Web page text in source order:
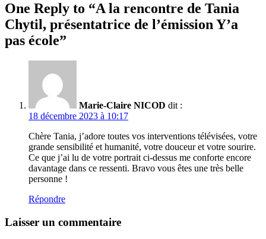
One Reply to “A la rencontre de Tania
Chytil, présentatrice de l’émission Y’a
pas école”
Marie-Claire NICOD dit :
18 décembre 2023 à 10:17
Chère Tania, j’adore toutes vos interventions télévisées, votre
grande sensibilité et humanité, votre douceur et votre sourire.
Ce que j’ai lu de votre portrait ci-dessus me conforte encore
davantage dans ce ressenti. Bravo vous êtes une très belle
personne !
Répondre
Laisser un commentaire